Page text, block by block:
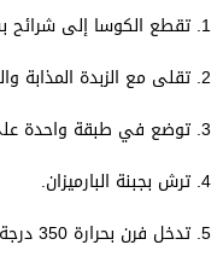
1. تقطع الكوسا إلى شرائح بسمك 1/8 الى 1/4 انش.
2. تقلى مع الزبدة المذابة والبهارات.
3. توضع في طبقة واحدة على ورقة خبز مدهونة بالزبدة.
4. ترش بجبنة البارميزان.
5. تدخل فرن بحرارة 350 درجة لمدة 35-40 دقيقة.